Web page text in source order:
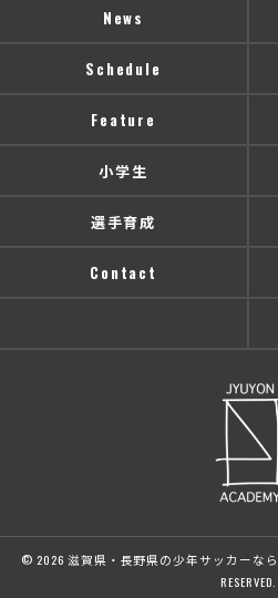
News
Schedule
Feature
小学生
選手育成
Contact
© 2026 滋賀県・長野県の少年サッカーなら
RESERVED.